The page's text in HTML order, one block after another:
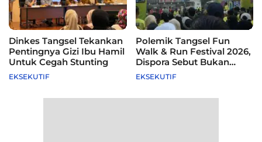
Dinkes Tangsel Tekankan
Pentingnya Gizi Ibu Hamil
Untuk Cegah Stunting
EKSEKUTIF
Polemik Tangsel Fun
Walk & Run Festival 2026,
Dispora Sebut Bukan
Agenda Pemkot
EKSEKUTIF